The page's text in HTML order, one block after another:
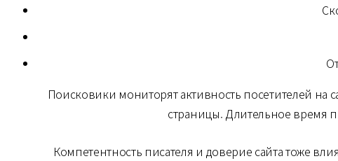
Поисковики мониторят активность посетителей на
страницы. Длительное время
Компетентность писателя и доверие сайта тоже